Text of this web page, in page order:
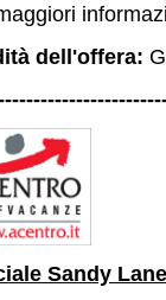
dell'offera:
Sandy